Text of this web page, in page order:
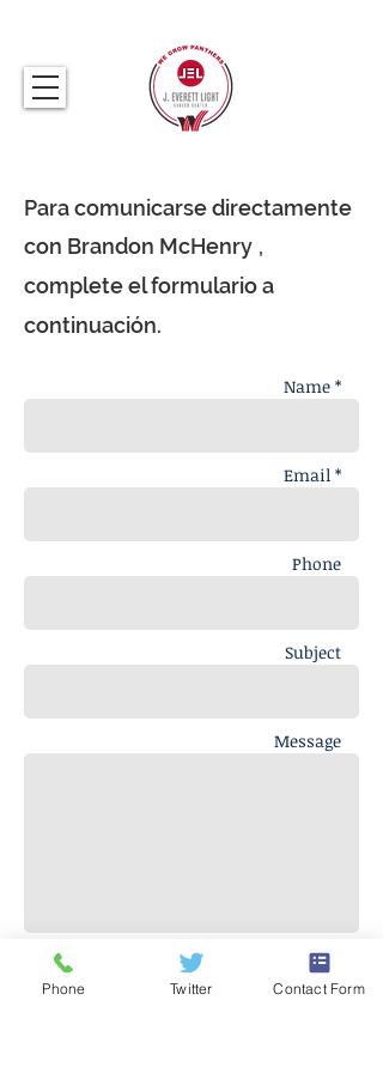
Para comunicarse directamente
con Brandon McHenry ,
complete el formulario a
continuación.
Name *
Email *
Phone
Subject
Message
Send
Phone Twitter Contact Form